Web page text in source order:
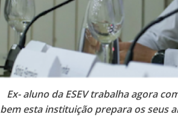
Ex- aluno da ESEV trabalha agora
bem esta instituição prepara os seus